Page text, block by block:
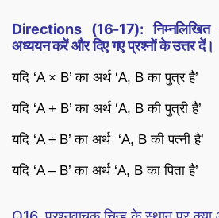
Directions (16-17): निम्नलिखित
अध्ययन करें और दिए गए प्रश्नों के उत्तर दें।
यदि ‘A × B’ का अर्थ ‘A, B का पुत्र है’
यदि ‘A + B’ का अर्थ ‘A, B की पुत्री है’
यदि ‘A ÷ B’ का अर्थ ‘A, B की पत्नी है’
यदि ‘A – B’ का अर्थ ‘A, B का पिता है’